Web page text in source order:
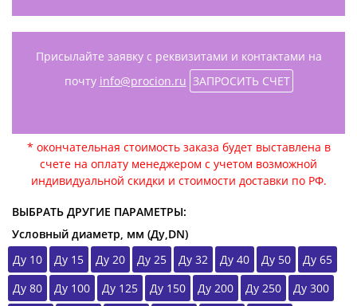
Присылайте заявку с реквизитами и контактами на
почту info@procion.ru ЗАПРОСИТЬ СЧЕТ
* окончательная стоимость заказа будет выставлена в
счете на оплату менеджером с учетом возможной
индивидуальной скидки и стоимости доставки по РФ.
ВЫБРАТЬ ДРУГИЕ ПАРАМЕТРЫ:
Условный диаметр, мм (Ду,DN)
Ду 10
Ду 15 Ду 20 Ду 25 Ду 32 Ду 40 Ду 50
Ду 65
Ду 80
Ду 100 Ду 125 Ду 150 Ду 200 Ду 250
Ду 300